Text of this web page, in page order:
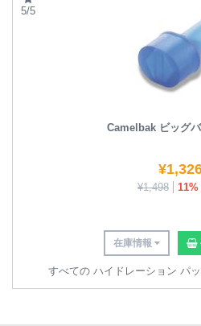
5/5
Camelbak ビッグ
¥
¥1,498 11%
在庫情報
すべての ハイドレーション パ